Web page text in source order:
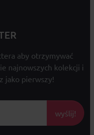
aby otrzymywać
najnowszych kolekcji i
jako pierwszy!
wyślij!